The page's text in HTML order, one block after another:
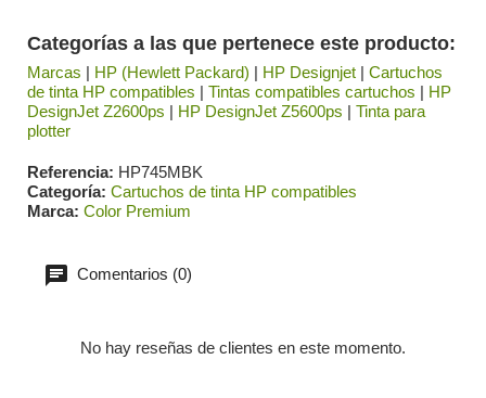
Categorías a las que pertenece este producto:
Marcas | HP (Hewlett Packard) | HP Designjet | Cartuchos
de tinta HP compatibles | Tintas compatibles cartuchos | HP
DesignJet Z2600ps | HP DesignJet Z5600ps | Tinta para
plotter
Referencia HP745MBK
Categoría Cartuchos de tinta HP compatibles
Marca Color Premium
Comentarios (0)
No hay reseñas de clientes en este momento.